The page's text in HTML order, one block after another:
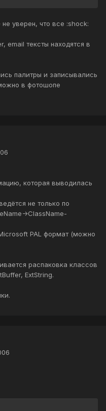
уверен, что все :shock:
email тексты находятся в
палитры и записывались
в фотошопе
которая выводилась
не только по
>ClassName-
PAL формат (можно
распаковка классов
ExtString.